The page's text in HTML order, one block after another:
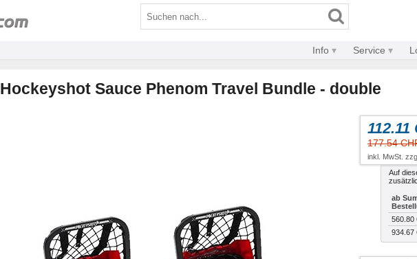
Info Service
Hockeyshot Sauce Phenom Travel Bundle - double
112.11
177.54
inkl. MwSt.
Auf
ab
560.80
934.67